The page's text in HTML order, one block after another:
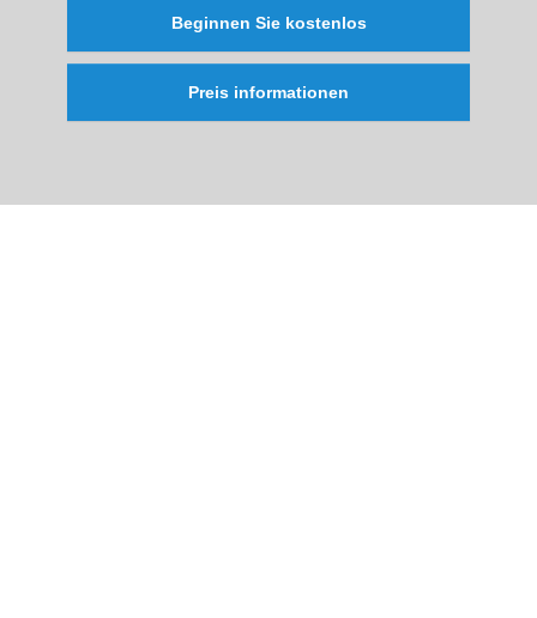
Beginnen Sie kostenlos
Preis informationen